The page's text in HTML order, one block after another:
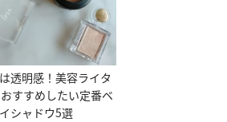
透明感！美容ライタ
すすめしたい定番ベ
シャドウ5選